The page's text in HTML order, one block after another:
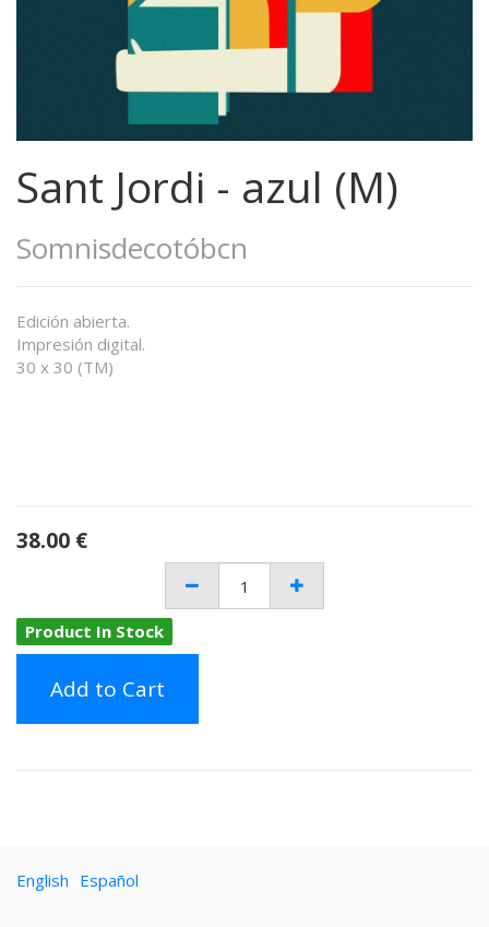
Sant Jordi - azul (M)
Somnisdecotóbcn
Edición abierta.
Impresión digital.
30 x 30 (TM)
38.00 €
Product In Stock
Add to Cart
English Español